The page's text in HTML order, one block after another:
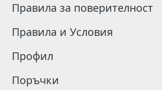
Правила за поверителност
Правила и Условия
Профил
Поръчки